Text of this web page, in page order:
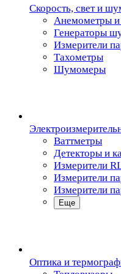
Скорость, свет и
Анемометры
Генераторы
Измерители
Тахометры
Шумомеры
Ваттметры
Детекторы и
Измерители
Измерители
Измерители
Еще
Oптика и